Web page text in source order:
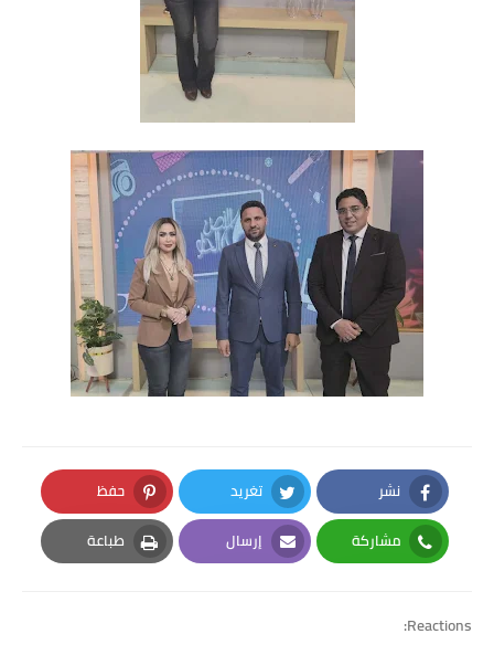
نشر
Facebook
تغريد
Twitter
حفظ
Pinterest
مشاركة
Whatsapp
إرسال
Email
طباعة
Print
Reactions: